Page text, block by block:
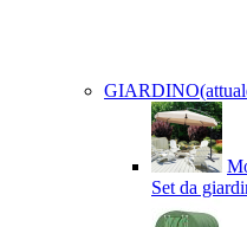
GIARDINO
Set da